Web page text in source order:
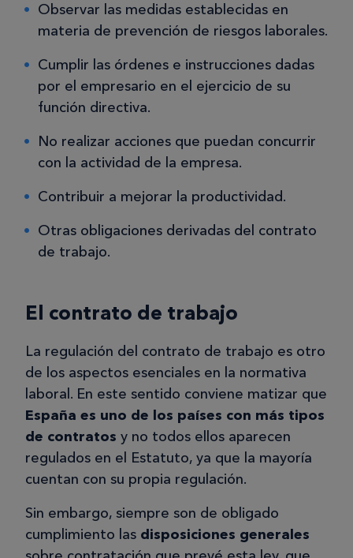
Observar las medidas establecidas en
materia de prevención de riesgos laborales.
Cumplir las órdenes e instrucciones dadas
por el empresario en el ejercicio de su
función directiva.
No realizar acciones que puedan concurrir
con la actividad de la empresa.
Contribuir a mejorar la productividad.
Otras obligaciones derivadas del contrato
de trabajo.
El contrato de trabajo
La regulación del contrato de trabajo es otro
de los aspectos esenciales en la normativa
laboral. En este sentido conviene matizar que
España es uno de los países con más tipos
de contratos y no todos ellos aparecen
regulados en el Estatuto, ya que la mayoría
cuentan con su propia regulación.
Sin embargo, siempre son de obligado
cumplimiento las disposiciones generales